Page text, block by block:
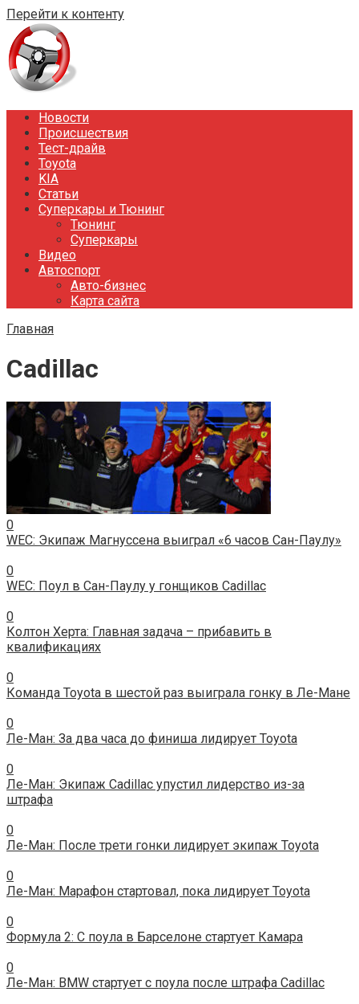
Перейти к контенту
Новости
Происшествия
Тест-драйв
Toyota
KIA
Статьи
Суперкары и Тюнинг
Тюнинг
Суперкары
Видео
Автоспорт
Авто-бизнес
Карта сайта
Главная
Cadillac
0
WEC: Экипаж Магнуссена выиграл «6 часов Сан-Паулу»
0
WEC: Поул в Сан-Паулу у гонщиков Cadillac
0
Колтон Херта: Главная задача – прибавить в
квалификациях
0
Команда Toyota в шестой раз выиграла гонку в Ле-Мане
0
Ле-Ман: За два часа до финиша лидирует Toyota
0
Ле-Ман: Экипаж Cadillac упустил лидерство из-за
штрафа
0
Ле-Ман: После трети гонки лидирует экипаж Toyota
0
Ле-Ман: Марафон стартовал, пока лидирует Toyota
0
Формула 2: С поула в Барселоне стартует Камара
0
Ле-Ман: BMW стартует с поула после штрафа Cadillac